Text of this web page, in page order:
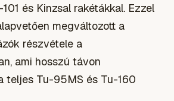
és Kinzsal rakétákkal. Ezzel
megváltozott a
részvétele a
ami hosszú távon
teljes Tu-95MS és Tu-160